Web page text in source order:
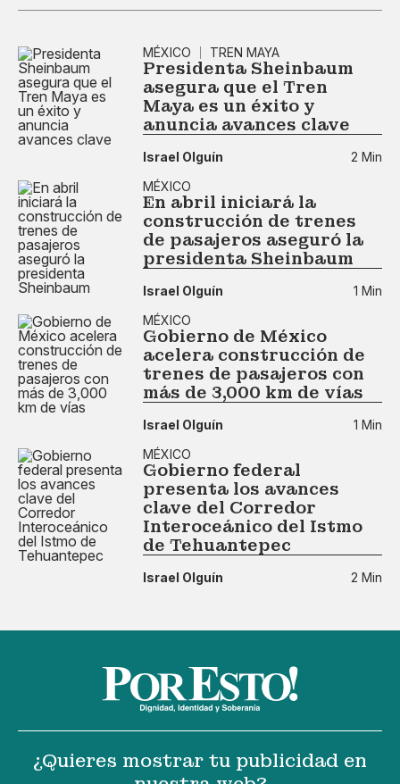
MÉXICO TREN MAYA
Presidenta Sheinbaum
asegura que el Tren
Maya es un éxito y
anuncia avances clave
Israel Olguín
2 Min
MÉXICO
En abril iniciará la
construcción de trenes
de pasajeros aseguró la
presidenta Sheinbaum
Israel Olguín
1 Min
MÉXICO
Gobierno de México
acelera construcción de
trenes de pasajeros con
más de 3,000 km de vías
Israel Olguín
1 Min
MÉXICO
Gobierno federal
presenta los avances
clave del Corredor
Interoceánico del Istmo
de Tehuantepec
Israel Olguín 2 Min
¿Quieres mostrar tu publicidad en